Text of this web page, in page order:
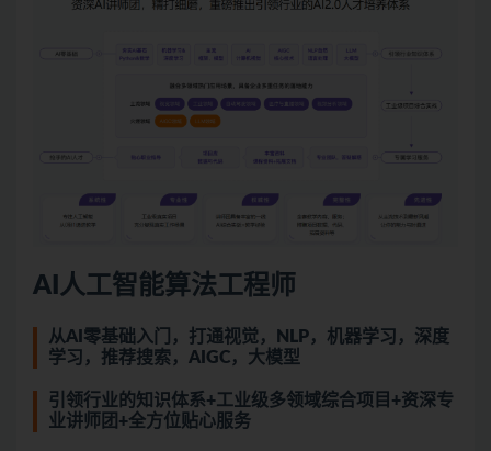
AI人工智能算法工程师
从AI零基础入门，打通视觉，NLP，机器学习，深度
学习，推荐搜索，AIGC，大模型
引领行业的知识体系+工业级多领域综合项目+资深专
业讲师团+全方位贴心服务